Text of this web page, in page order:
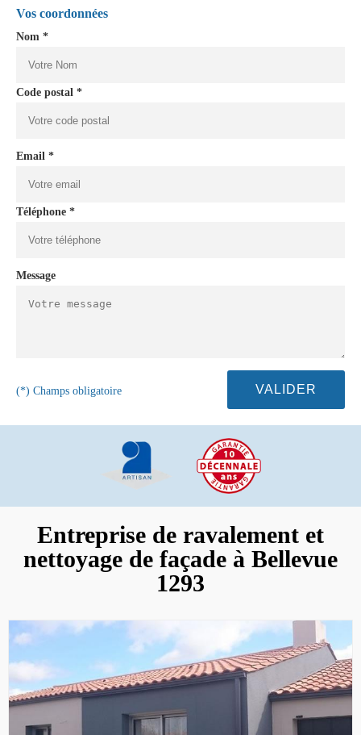
Vos coordonnées
Nom *
Code postal *
Email *
Téléphone *
Message
(*) Champs obligatoire
Entreprise de ravalement et
nettoyage de façade à Bellevue
1293